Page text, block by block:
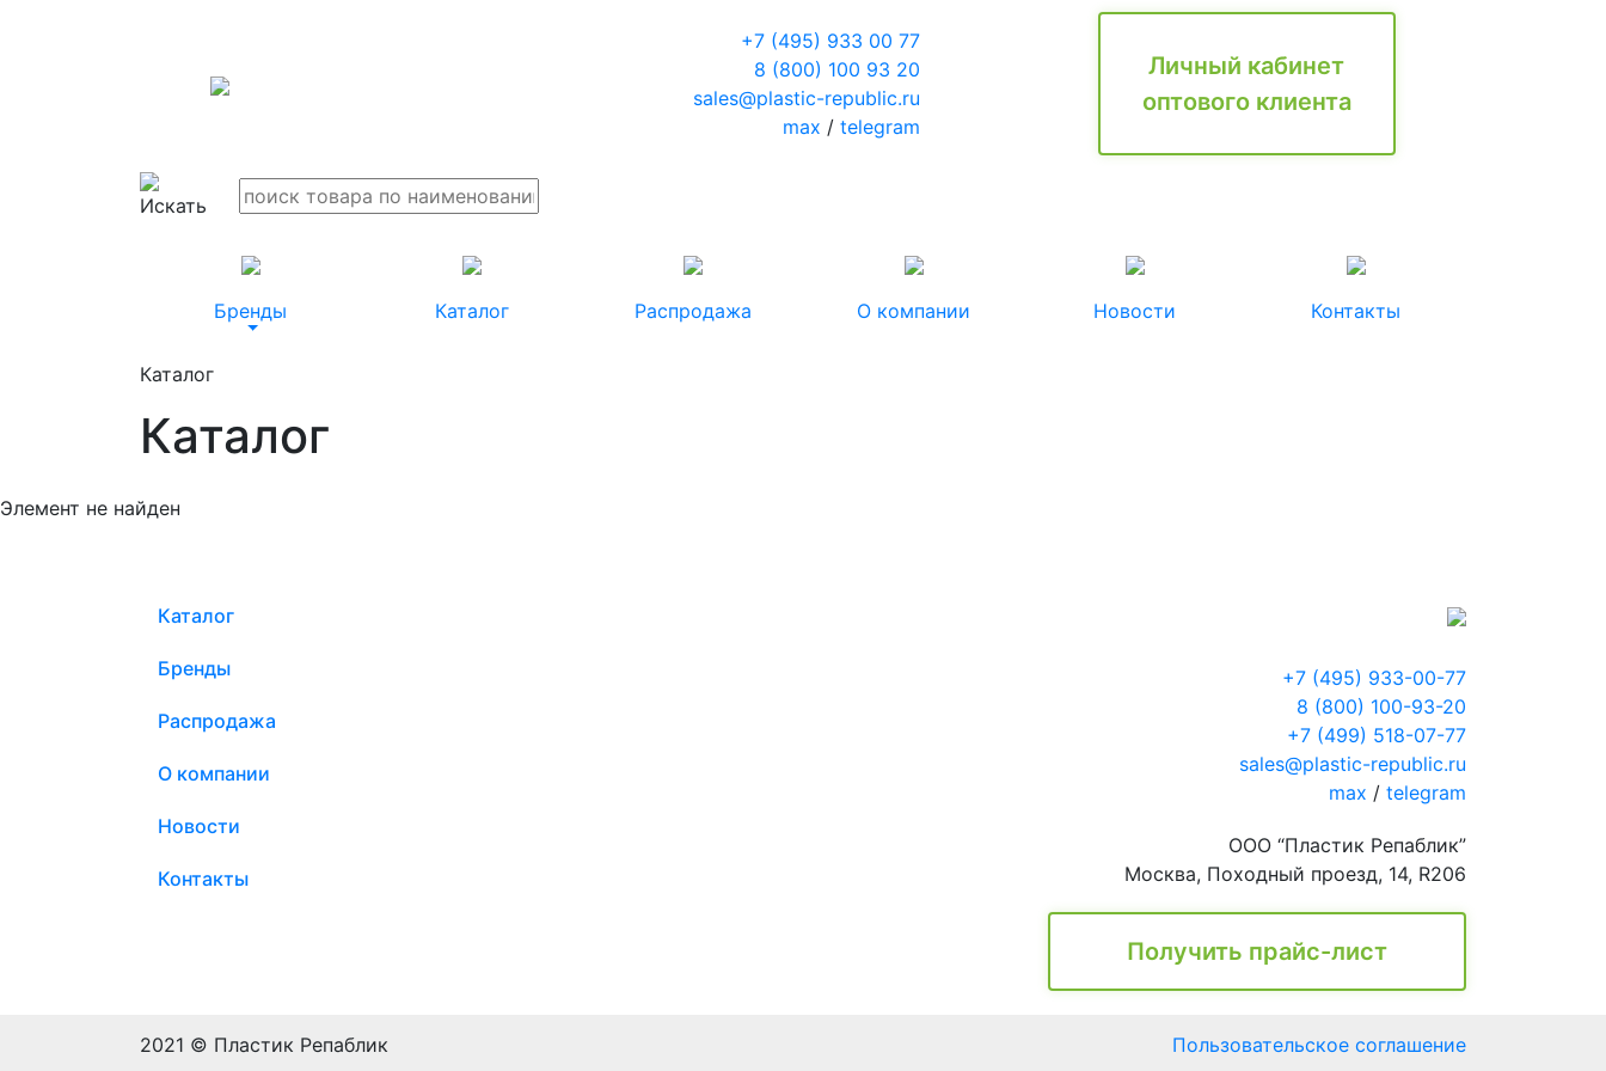
+7 (495) 933 00 77
8 (800) 100 93 20
sales@plastic-republic.ru
max / telegram
Личный кабинет
оптового клиента
Бренды Каталог Распродажа О компании Новости Контакты
Каталог
Каталог
Элемент не найден
Каталог
Бренды
Распродажа
О компании
Новости
Контакты
+7 (495) 933-00-77
8 (800) 100-93-20
+7 (499) 518-07-77
sales@plastic-republic.ru
max / telegram
ООО “Пластик Репаблик”
Москва, Походный проезд, 14, R206
Получить прайс-лист
2021 © Пластик Репаблик Пользовательское соглашение